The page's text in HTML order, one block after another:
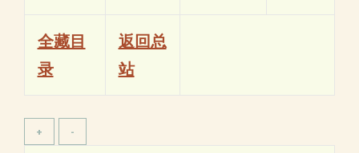
全藏目
录
返回总
站